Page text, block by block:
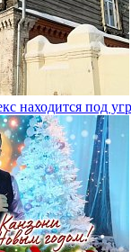
находится под